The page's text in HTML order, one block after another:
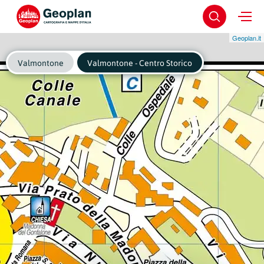
Geoplan.it
Valmontone Valmontone - Centro Storico